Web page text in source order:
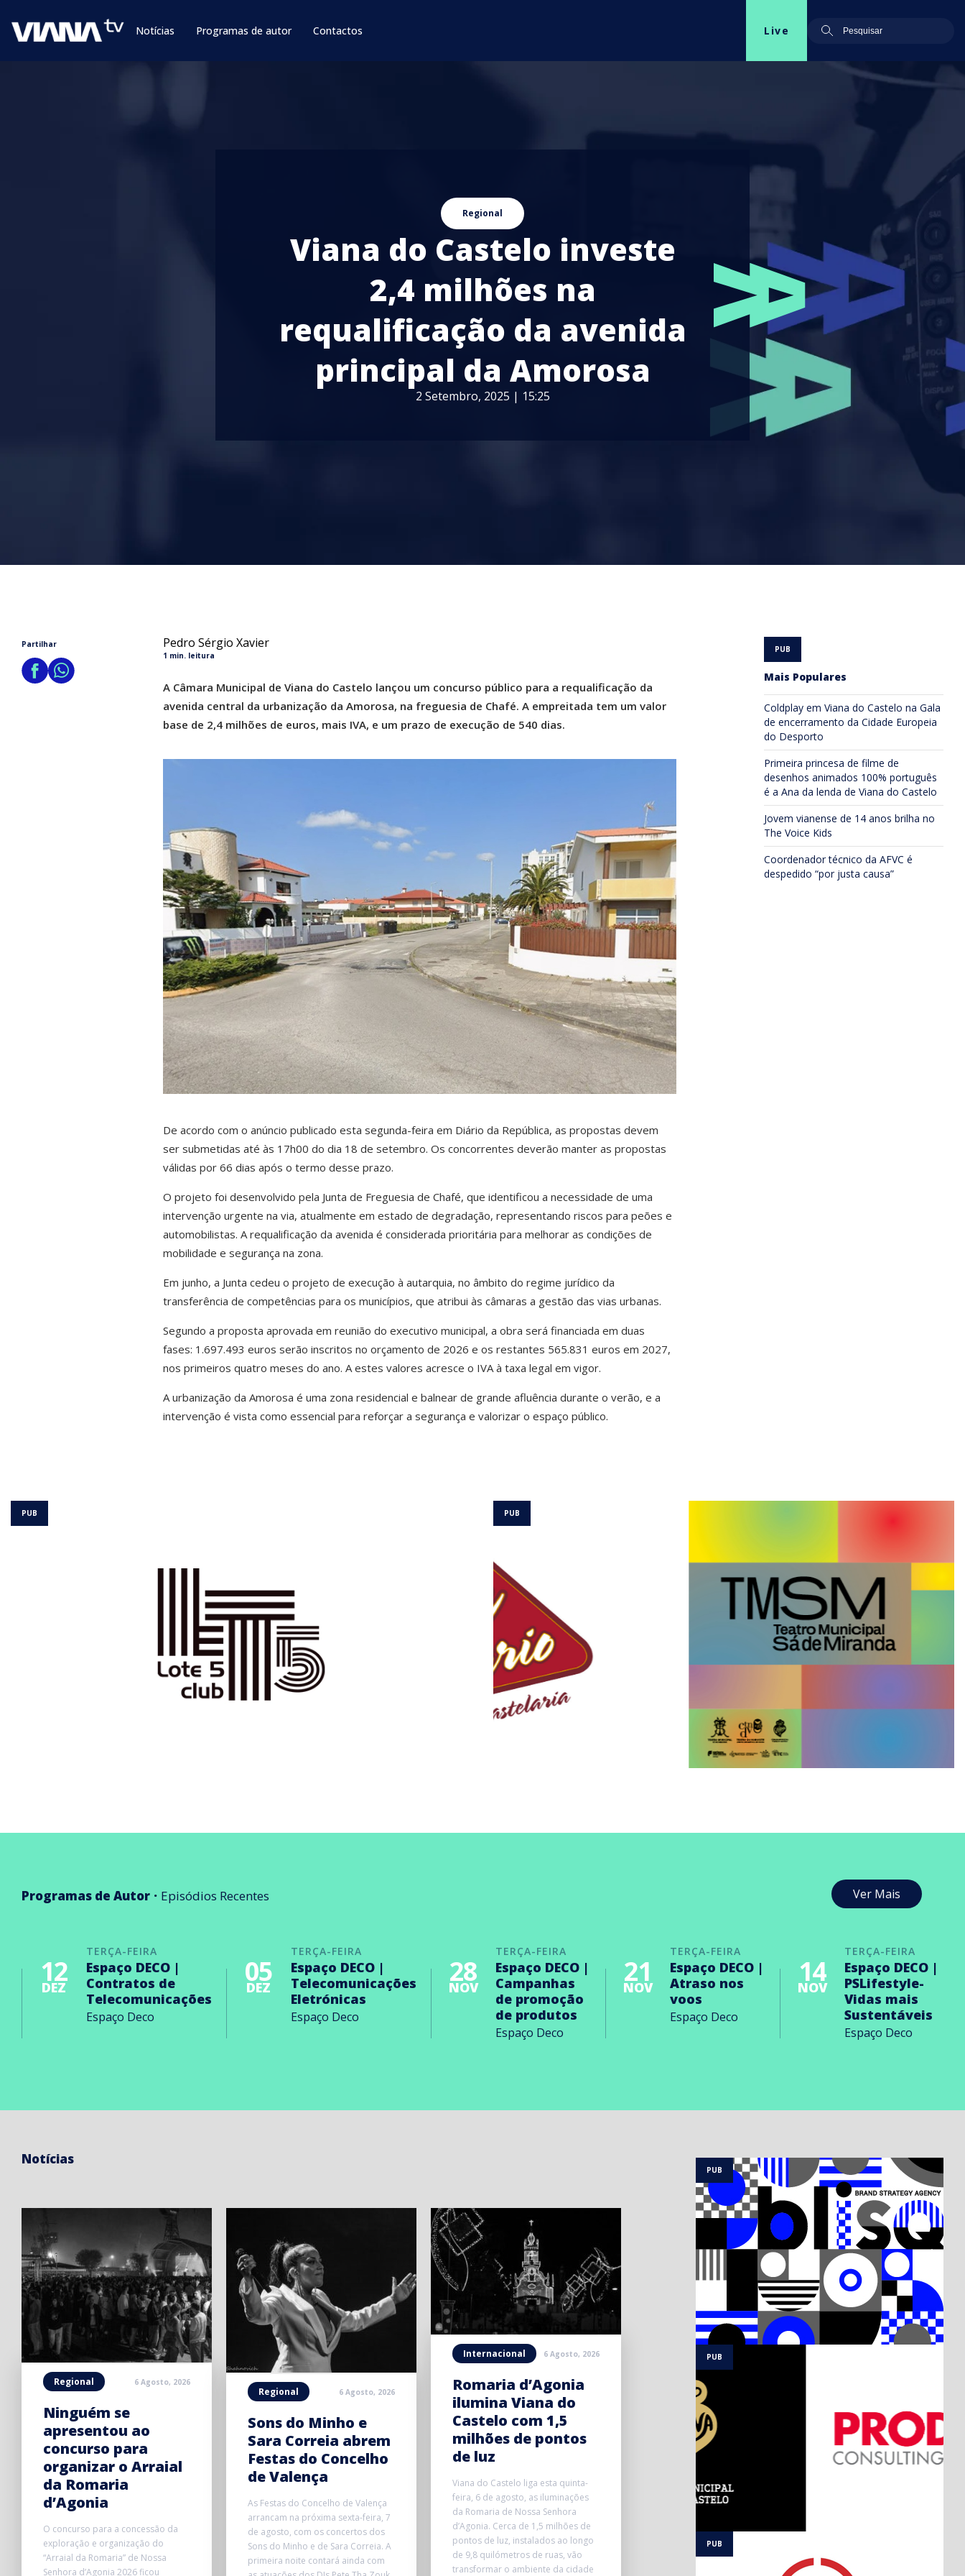
Notícias Programas de autor Contactos Live
Regional
Viana do Castelo investe
2,4 milhões na
requalificação da avenida
principal da Amorosa
2 Setembro, 2025 | 15:25
Partilhar Pedro Sérgio Xavier
1 min. leitura
A Câmara Municipal de Viana do Castelo lançou um concurso público para a requalificação da
avenida central da urbanização da Amorosa, na freguesia de Chafé. A empreitada tem um valor
base de 2,4 milhões de euros, mais IVA, e um prazo de execução de 540 dias.
De acordo com o anúncio publicado esta segunda-feira em Diário da República, as propostas devem
ser submetidas até às 17h00 do dia 18 de setembro. Os concorrentes deverão manter as propostas
válidas por 66 dias após o termo desse prazo.
O projeto foi desenvolvido pela Junta de Freguesia de Chafé, que identificou a necessidade de uma
intervenção urgente na via, atualmente em estado de degradação, representando riscos para peões e
automobilistas. A requalificação da avenida é considerada prioritária para melhorar as condições de
mobilidade e segurança na zona.
Em junho, a Junta cedeu o projeto de execução à autarquia, no âmbito do regime jurídico da
transferência de competências para os municípios, que atribui às câmaras a gestão das vias urbanas.
Segundo a proposta aprovada em reunião do executivo municipal, a obra será financiada em duas
fases: 1.697.493 euros serão inscritos no orçamento de 2026 e os restantes 565.831 euros em 2027,
nos primeiros quatro meses do ano. A estes valores acresce o IVA à taxa legal em vigor.
A urbanização da Amorosa é uma zona residencial e balnear de grande afluência durante o verão, e a
intervenção é vista como essencial para reforçar a segurança e valorizar o espaço público.
Mais Populares
Coldplay em Viana do Castelo na Gala
de encerramento da Cidade Europeia
do Desporto
Primeira princesa de filme de
desenhos animados 100% português
é a Ana da lenda de Viana do Castelo
Jovem vianense de 14 anos brilha no
The Voice Kids
Coordenador técnico da AFVC é
despedido “por justa causa”
Programas de Autor Episódios Recentes Ver Mais
TERÇA-FEIRA
12
DEZ
Espaço DECO |
Contratos de
Telecomunicações
Espaço Deco
TERÇA-FEIRA
05
DEZ
Espaço DECO |
Telecomunicações
Eletrónicas
Espaço Deco
TERÇA-FEIRA
28
NOV
Espaço DECO |
Campanhas
de promoção
de produtos
Espaço Deco
TERÇA-FEIRA
21
NOV
Espaço DECO |
Atraso nos
voos
Espaço Deco
TERÇA-FEIRA
14
NOV
Espaço DECO |
PSLifestyle-
Vidas mais
Sustentáveis
Espaço Deco
Notícias
Regional 6 Agosto, 2026
Ninguém se
apresentou ao
concurso para
organizar o Arraial
da Romaria
d’Agonia
O concurso para a concessão da
exploração e organização do
“Arraial da Romaria” de Nossa
Senhora d’Agonia 2026 ficou
Regional 6 Agosto, 2026
Sons do Minho e
Sara Correia abrem
Festas do Concelho
de Valença
As Festas do Concelho de Valença
arrancam na próxima sexta-feira, 7
de agosto, com os concertos dos
Sons do Minho e de Sara Correia. A
primeira noite contará ainda com
Internacional 6 Agosto, 2026
Romaria d’Agonia
ilumina Viana do
Castelo com 1,5
milhões de pontos
de luz
Viana do Castelo liga esta quinta-
feira, 6 de agosto, as iluminações
da Romaria de Nossa Senhora
d’Agonia. Cerca de 1,5 milhões de
pontos de luz, instalados ao longo
de 9,8 quilómetros de ruas, vão
transformar o ambiente da cidade